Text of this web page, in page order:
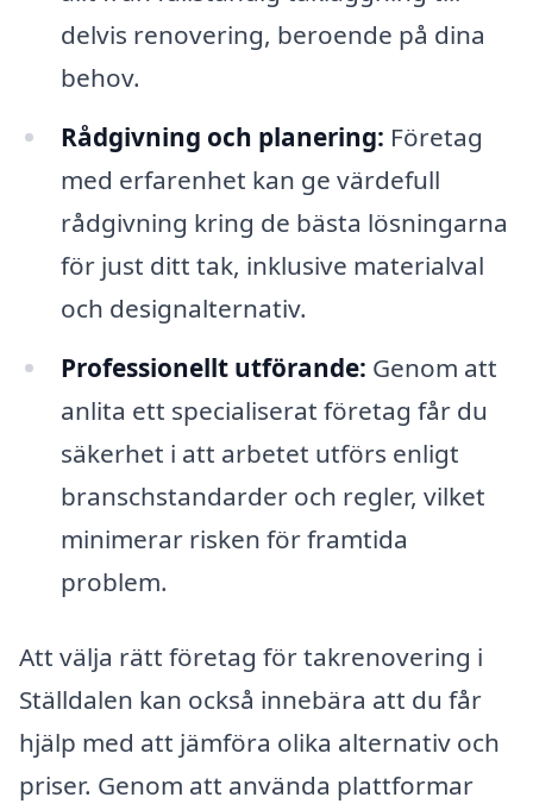
delvis renovering, beroende på dina
behov.
Rådgivning och planering: Företag
med erfarenhet kan ge värdefull
rådgivning kring de bästa lösningarna
för just ditt tak, inklusive materialval
och designalternativ.
Professionellt utförande: Genom att
anlita ett specialiserat företag får du
säkerhet i att arbetet utförs enligt
branschstandarder och regler, vilket
minimerar risken för framtida
problem.
Att välja rätt företag för takrenovering i
Ställdalen kan också innebära att du får
hjälp med att jämföra olika alternativ och
priser. Genom att använda plattformar